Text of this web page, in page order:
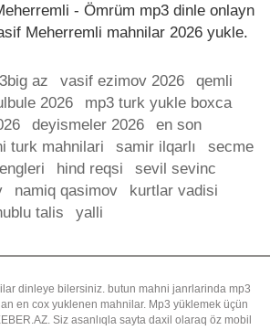
- Ömrüm mp3 dinle onlayn
Meherremli mahnilar 2026 yukle.
az vasif ezimov 2026
qemli
2026
mp3 turk yukle boxca
deyismeler 2026
en son
turk mahnilari samir ilqarlı
secme
hind reqsi
sevil sevinc
namiq qasimov
kurtlar vadisi
talis yalli
dinleye bilersiniz. butun mahni janrlarinda mp3
en cox yuklenen mahnilar. Mp3 yüklemek üçün
Siz asanlıqla sayta daxil olaraq öz mobil